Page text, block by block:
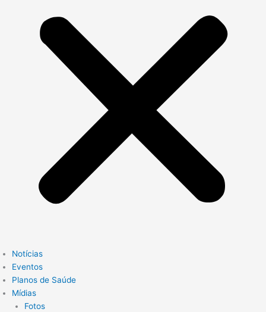
Notícias
Eventos
Planos de Saúde
Mídias
Fotos